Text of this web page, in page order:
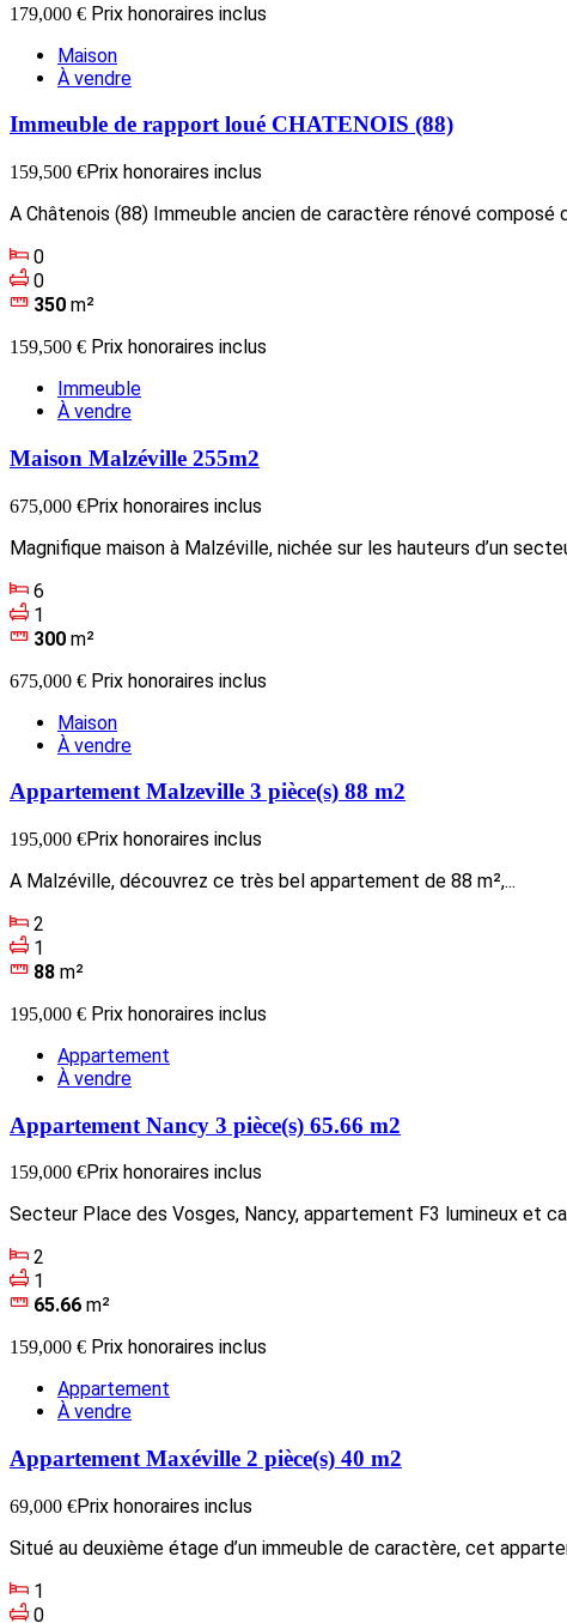
179,000 € Prix honoraires inclus
Maison
À vendre
Immeuble de rapport loué CHATENOIS (88)
159,500 €Prix honoraires inclus
A Châtenois (88) Immeuble ancien de caractère rénové composé
0
0
350 m²
159,500 € Prix honoraires inclus
Immeuble
À vendre
Maison Malzéville 255m2
675,000 €Prix honoraires inclus
Magnifique maison à Malzéville, nichée sur les hauteurs d’un
6
1
300 m²
675,000 € Prix honoraires inclus
Maison
À vendre
Appartement Malzeville 3 pièce(s) 88 m2
195,000 €Prix honoraires inclus
A Malzéville, découvrez ce très bel appartement de 88 m²,...
2
1
88 m²
195,000 € Prix honoraires inclus
Appartement
À vendre
Appartement Nancy 3 pièce(s) 65.66 m2
159,000 €Prix honoraires inclus
Secteur Place des Vosges, Nancy, appartement F3 lumineux et
2
1
65.66 m²
159,000 € Prix honoraires inclus
Appartement
À vendre
Appartement Maxéville 2 pièce(s) 40 m2
69,000 €Prix honoraires inclus
Situé au deuxième étage d’un immeuble de caractère, cet
1
0